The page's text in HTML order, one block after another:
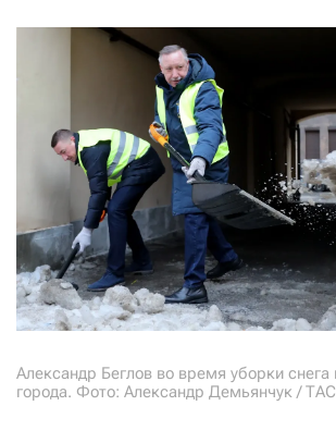
Александр Беглов во время уборки снега
города. Фото: Александр Демьянчук /